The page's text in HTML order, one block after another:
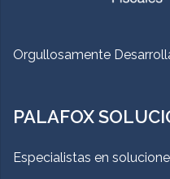
Orgullosamente
PALAFOX
Especialistas en